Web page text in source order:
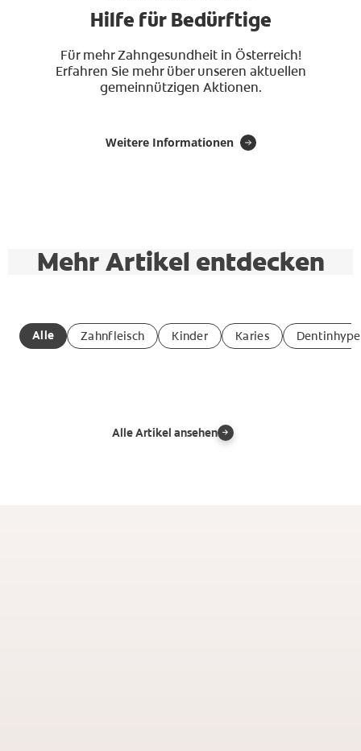
Hilfe für Bedürftige
Für mehr Zahngesundheit in Österreich!
Erfahren Sie mehr über unseren aktuellen
gemeinnützigen Aktionen.
Weitere Informationen
Mehr Artikel entdecken
Alle Zahnfleisch Kinder Karies
Alle Artikel ansehen